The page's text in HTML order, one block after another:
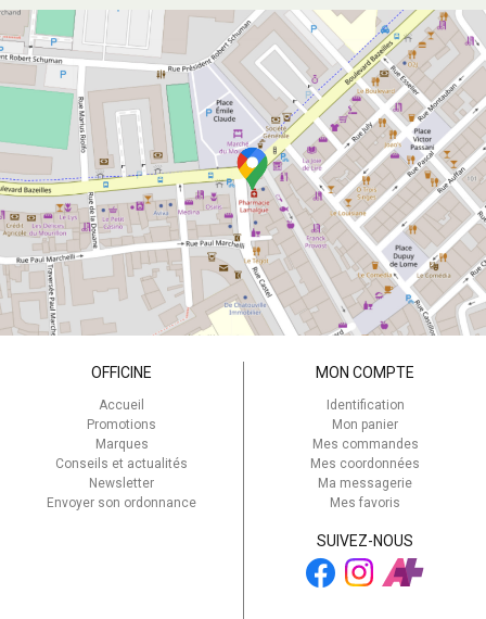
OFFICINE
Accueil
Promotions
Marques
Conseils et actualités
Newsletter
Envoyer son ordonnance
MON COMPTE
Identification
Mon panier
Mes commandes
Mes coordonnées
Ma messagerie
Mes favoris
SUIVEZ-NOUS